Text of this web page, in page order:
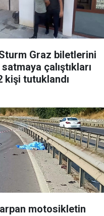
Graz biletlerini
çalıştıkları
kişi tutuklandı
motosikletin